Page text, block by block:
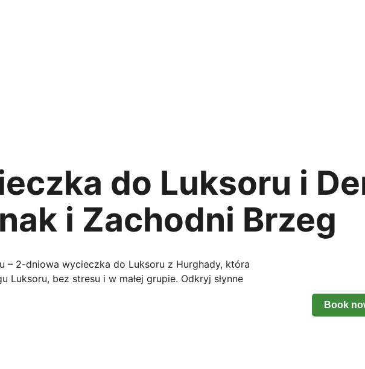
do Luksoru i
i Zachodni Brzeg
– 2-dniowa wycieczka do Luksoru z Hurghady, która
bez stresu i w małej grupie. Odkryj słynne